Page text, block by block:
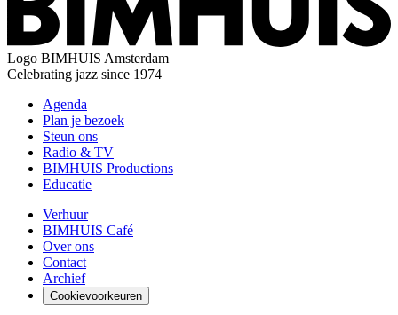
Logo BIMHUIS Amsterdam
Celebrating jazz since 1974
Agenda
Plan je bezoek
Steun ons
Radio & TV
BIMHUIS Productions
Educatie
Verhuur
BIMHUIS Café
Over ons
Contact
Archief
Cookievoorkeuren